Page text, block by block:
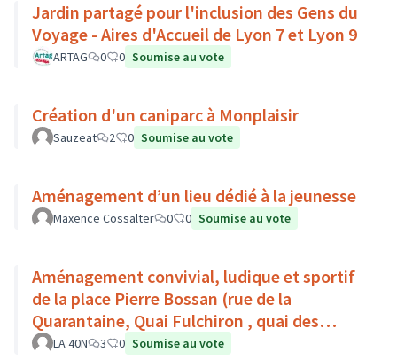
Jardin partagé pour l'inclusion des Gens du
Voyage - Aires d'Accueil de Lyon 7 et Lyon 9
ARTAG 0 0 Soumise au vote
Création d'un caniparc à Monplaisir
Sauzeat 2 0 Soumise au vote
Aménagement d’un lieu dédié à la jeunesse
Maxence Cossalter 0 0 Soumise au vote
Aménagement convivial, ludique et sportif
de la place Pierre Bossan (rue de la
Quarantaine, Quai Fulchiron , quai des
étroits, Montée de Chouans)
LA 40N 3 0 Soumise au vote